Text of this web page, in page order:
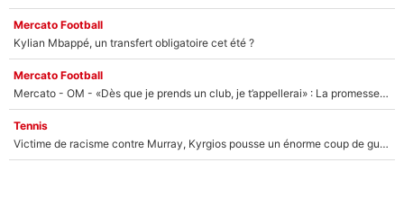
Mercato Football
Kylian Mbappé, un transfert obligatoire cet été ?
Mercato Football
Mercato - OM - «Dès que je prends un club, je t’appellerai» : La promesse de Marcelino au moment de claquer la porte
Tennis
Victime de racisme contre Murray, Kyrgios pousse un énorme coup de gueule !